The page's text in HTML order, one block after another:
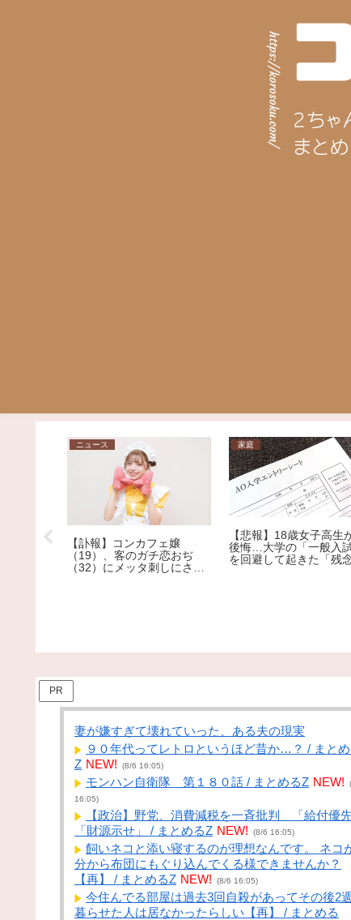
ニュース
【訃報】コンカフェ嬢
（19）、客のガチ恋おぢ
（32）にメッタ刺しにされ
家庭
【悲報】18歳女子高生
後悔…大学の「一般入試
を回避して起きた「残
PR
妻が嫌すぎて壊れていった、ある夫の現実
９０年代ってレトロというほど昔か…？ / まとめ
Z NEW! (8/6 16:05)
モンハン自衛隊 第１８０話 / まとめるZ NEW!
16:05)
【政治】野党、消費減税を一斉批判 「給付優先
「財源示せ」 / まとめるZ NEW! (8/6 16:05)
飼いネコと添い寝するのが理想なんです。 ネコ
分から布団にもぐり込んでくる様できませんか？
【再】 / まとめるZ NEW! (8/6 16:05)
今住んでる部屋は過去3回自殺があってその後2
暮らせた人は居なかったらしい【再】 / まとめる